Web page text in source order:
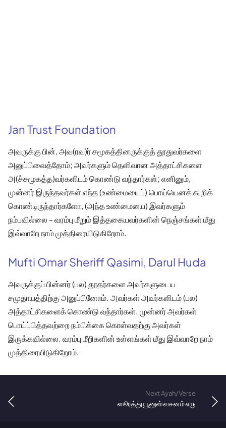
Jan Trust Foundation
அவருக்கு பின், அவ(ரவ)ர் சமூகத்தினருக்குத் தூதுவர்களை
அனுப்பிவைத்தோம்; அவர்களும் தெளிவான அத்தாட்சிகளை
அ(ச்சமூகத்த)வர்களிடம் கொண்டு வந்தார்கள்; எனினும்,
முன்னர் இருந்தவர்கள் எந்த (உண்மையைப்) பொய்யெனக் கூறிக்
கொண்டிருந்தார்களோ, (அந்த உண்மையை) இவர்களும்
நம்பவில்லை - வரம்பு மீறும் இத்தகையவர்களின் நெஞ்சங்கள் மீது
இவ்வாறே நாம் முத்திரையிடுகிறோம்.
Mufti Omar Sheriff Qasimi, Darul Huda
அவருக்குப் பின்னர் (பல) தூதர்களை அவர்களுடைய
சமுதாயத்திற்கு அனுப்பினோம். அவர்கள் அவர்களிடம் (பல)
அத்தாட்சிகளைக் கொண்டு வந்தார்கள். முன்னர் அவர்கள்
பொய்ப்பித்தவற்றை நம்பிக்கை கொள்வதற்கு அவர்கள்
இருக்கவில்லை. வரம்பு மீறிகளின் உள்ளங்கள் மீது இவ்வாறே நாம்
முத்திரையிடுகிறோம்.
Next Ayah/Verse
ஸூரத்து யூனுஸ் வசனம் ௭௫